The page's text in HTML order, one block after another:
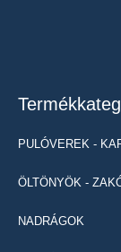
PULÓVEREK -
ÖLTÖNYÖK -
NADRÁGOK